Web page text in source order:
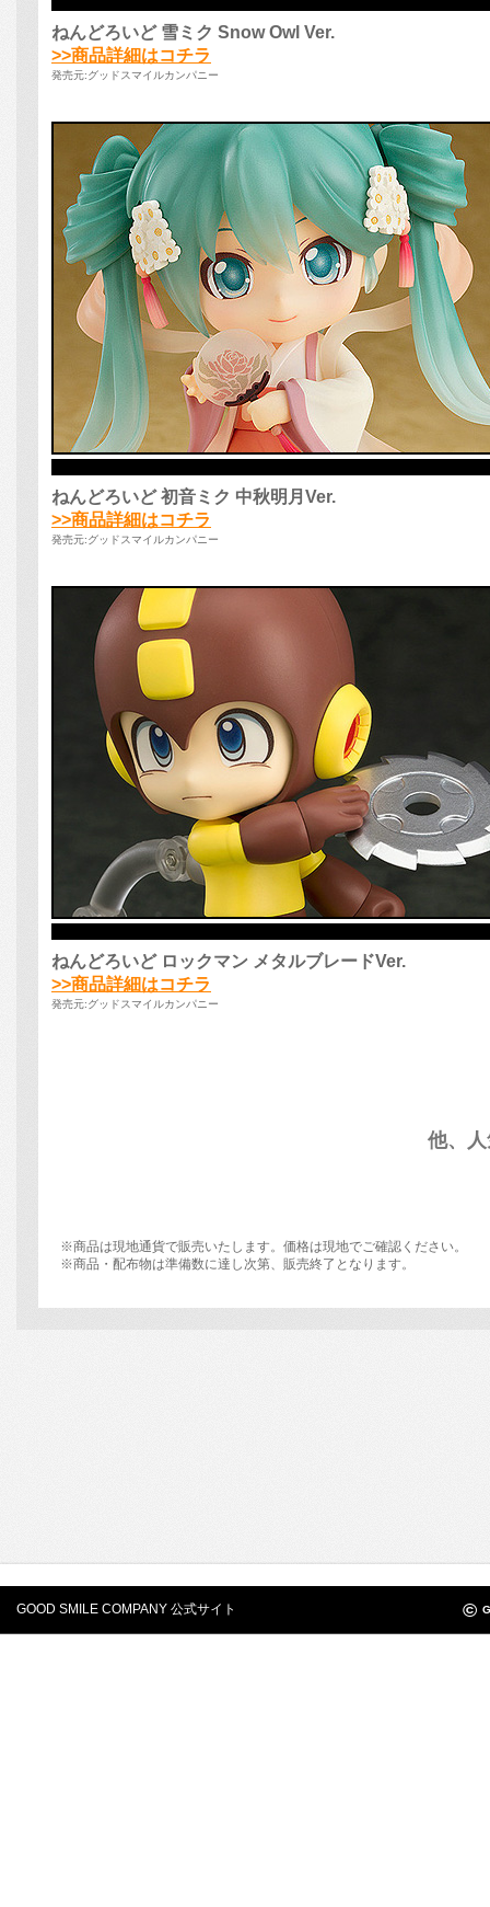
他、
※商品は現地通貨で販売いたします。価格は現地でご確認ください。
※商品・配布物は準備数に達し次第、販売終了となります。
GOOD SMILE COMPANY 公式サイト ©